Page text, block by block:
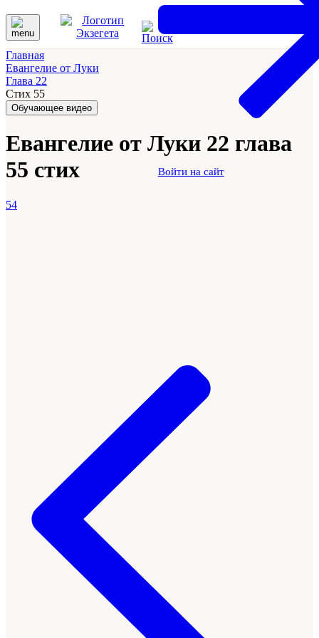
Войти на сайт
Главная
Евангелие от Луки
Глава 22
Стих 55
Обучающее видео
Евангелие от Луки 22 глава
55 стих
54